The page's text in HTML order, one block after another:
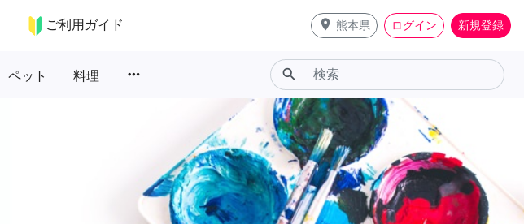
ご利用ガイド place 熊本県 ログイン 新規登録
ペット 料理 more_horiz search